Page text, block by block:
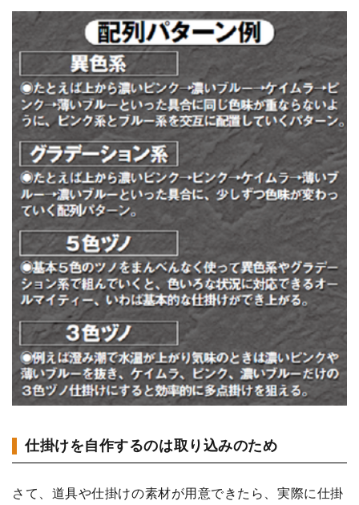
仕掛けを自作するのは取り込みのため
さて、道具や仕掛けの素材が用意できたら、実際に仕掛